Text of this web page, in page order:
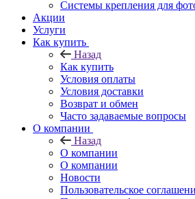
Системы крепления для
Акции
Услуги
Как купить
Назад
Как купить
Условия оплаты
Условия доставки
Возврат и обмен
Часто задаваемые вопросы
О компании
Назад
О компании
О компании
Новости
Пользовательское